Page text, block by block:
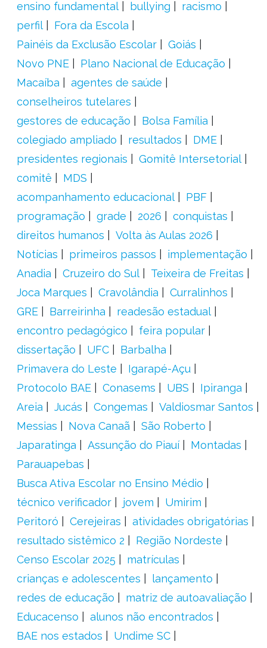
ensino fundamental bullying
racismo
perfil
Fora da Escola
Painéis da Exclusão Escolar
Goiás
Novo PNE
Plano Nacional de Educação
Macaíba
agentes de saúde
conselheiros tutelares
gestores de educação
Bolsa Família
colegiado ampliado
resultados
DME
presidentes regionais
Gomitê Intersetorial
comitê
MDS
acompanhamento educacional
PBF
programação
grade 2026
conquistas
direitos humanos
Volta às Aulas 2026
Notícias
primeiros passos
implementação
Anadia
Cruzeiro do Sul
Teixeira de Freitas
Joca Marques
Cravolândia
Curralinhos
GRE
Barreirinha
readesão estadual
encontro pedagógico
feira popular
dissertação
UFC
Barbalha
Primavera do Leste
Igarapé-Açu
Protocolo BAE
Conasems UBS
Ipiranga
Areia
Jucás Congemas
Valdiosmar Santos
Messias
Nova Canaã
São Roberto
Japaratinga
Assunção do Piauí
Montadas
Parauapebas
Busca Ativa Escolar no Ensino Médio
técnico verificador
jovem
Umirim
Peritoró
Cerejeiras
atividades obrigatórias
resultado sistêmico 2
Região Nordeste
Censo Escolar 2025
matrículas
crianças e adolescentes
lançamento
redes de educação
matriz de autoavaliação
Educacenso
alunos não encontrados
BAE nos estados
Undime SC